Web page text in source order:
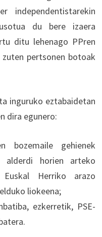
independentistarekin
du bere izaera
ditu lehenago PPren
zuten pertsonen botoak
inguruko eztabaidetan
dira egunero:
bozemaile gehienek
horien arteko
Herriko arazo
liokeena;
ezkerretik, PSE-